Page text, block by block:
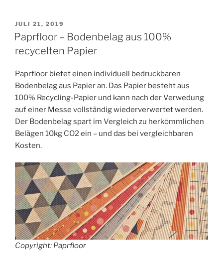
VERÖFFENTLICHT
AM
JULI 21, 2019
Paprfloor – Bodenbelag aus 100%
recycelten Papier
Paprfloor bietet einen individuell bedruckbaren
Bodenbelag aus Papier an. Das Papier besteht aus
100% Recycling-Papier und kann nach der Verwedung
auf einer Messe vollständig wiederverwertet werden.
Der Bodenbelag spart im Vergleich zu herkömmlichen
Belägen 10kg CO2 ein – und das bei vergleichbaren
Kosten.
Copyright: Paprfloor